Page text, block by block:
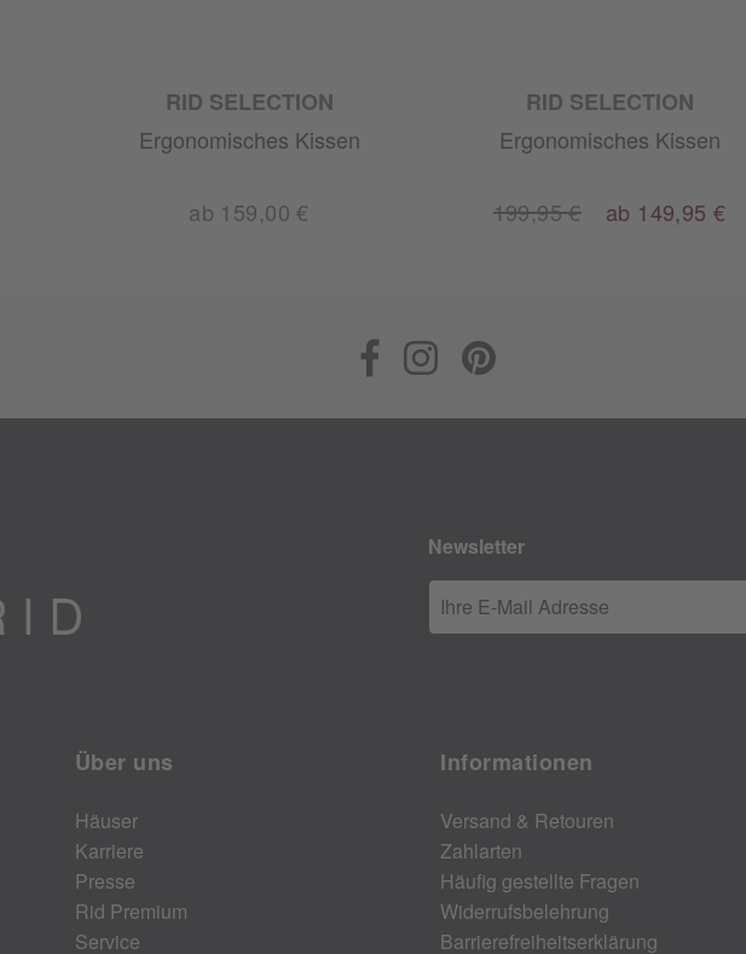
RID SELECTION
Ergonomisches Kissen
ab 159,00 €
RID SELECTION
Ergonomisches Kissen
199,95 € ab 149,95 €
Newsletter
Ihre E-Mail Adresse
Über uns
Häuser
Karriere
Presse
Rid Premium
Service
Informationen
Versand & Retouren
Zahlarten
Häufig gestellte Fragen
Widerrufsbelehrung
Barrierefreiheitserklärung